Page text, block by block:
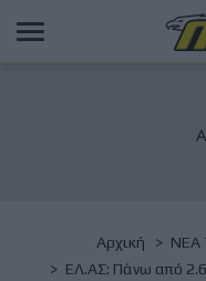
Παράκαμψη
προς
Αρχική NΕΑ
ΕΛ.ΑΣ: Πάνω από